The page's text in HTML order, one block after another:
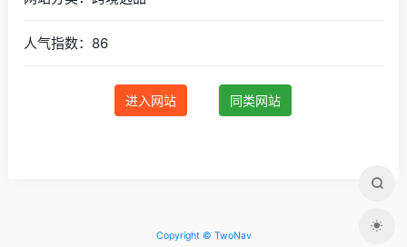
人气指数：86
进入网站 同类网站
Copyright © TwoNav